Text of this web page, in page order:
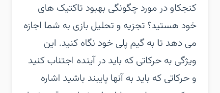
کنجکاو در مورد چگونگی بهبود تاکتیک های
خود هستید؟ تجزیه و تحلیل بازی به شما اجازه
می دهد تا به گیم پلی خود نگاه کنید. این
ویژگی به حرکاتی که باید در آینده اجتناب کنید
و حرکاتی که باید به آنها پایبند باشید اشاره